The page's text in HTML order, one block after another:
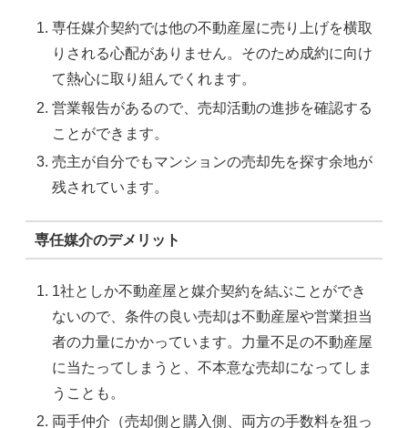
専任媒介契約では他の不動産屋に売り上げを横取
りされる心配がありません。そのため成約に向け
て熱心に取り組んでくれます。
営業報告があるので、売却活動の進捗を確認する
ことができます。
売主が自分でもマンションの売却先を探す余地が
残されています。
専任媒介のデメリット
1社としか不動産屋と媒介契約を結ぶことができ
ないので、条件の良い売却は不動産屋や営業担当
者の力量にかかっています。力量不足の不動産屋
に当たってしまうと、不本意な売却になってしま
うことも。
両手仲介（売却側と購入側、両方の手数料を狙っ